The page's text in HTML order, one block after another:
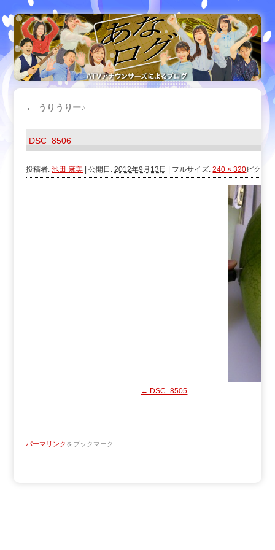
← うりうりー♪
DSC_8506
投稿者: 池田 麻美 公開日: 2012年9月13日 フルサイズ:240 × 320ピクセ
DSC_8505
パーマリンク をブックマーク